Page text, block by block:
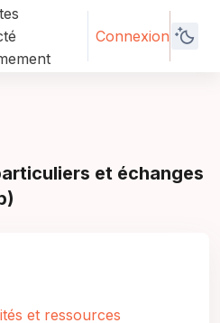
de rechercheConnexion
et échanges
et ressources